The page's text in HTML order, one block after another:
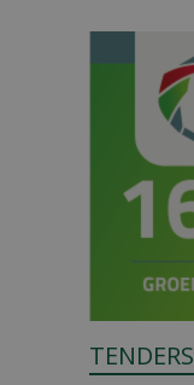
TENDERS